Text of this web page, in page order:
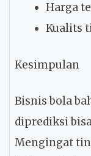
Harga
Kualits
Kesimpulan
Bisnis bola
diprediksi
Mengingat